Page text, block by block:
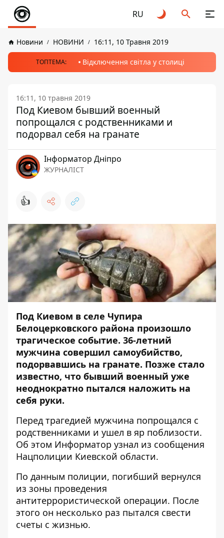
RU
Новини НОВИНИ 16:11, 10 Травня 2019
ТОПТЕМА: Відключення світла у столиці
16:11, 10 травня 2019
Под Киевом бывший военный
попрощался с родственниками и
подорвал себя на гранате
Інформатор Дніпро
ЖУРНАЛІСТ
👍
Под Киевом в селе Чупира
Белоцерковского района произошло
трагическое событие. 36-летний
мужчина совершил самоубийство,
подорвавшись на гранате. Позже стало
известно, что бывший военный уже
неоднократно пытался наложить на
себя руки.
Перед трагедией мужчина попрощался с
родственниками и ушел в яр поблизости.
Об этом Информатор узнал из сообщения
Нацполиции Киевской области.
По данным полиции, погибший вернулся
из зоны проведения
антитеррористической операции. После
этого он несколько раз пытался свести
счеты с жизнью.